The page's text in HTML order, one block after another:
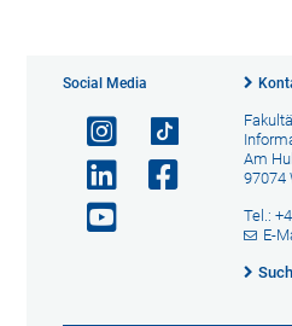
Social Media
Am
97074
Tel.:
E-